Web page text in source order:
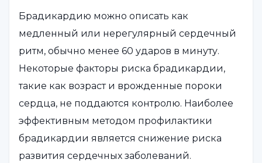
Брадикардию можно описать как
медленный или нерегулярный сердечный
ритм, обычно менее 60 ударов в минуту.
Некоторые факторы риска брадикардии,
такие как возраст и врожденные пороки
сердца, не поддаются контролю. Наиболее
эффективным методом профилактики
брадикардии является снижение риска
развития сердечных заболеваний.